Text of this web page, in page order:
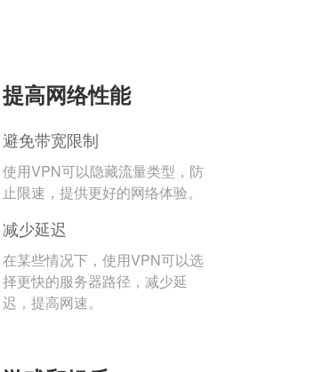
提高网络性能
避免带宽限制
使用VPN可以隐藏流量类型，防
止限速，提供更好的网络体验。
减少延迟
在某些情况下，使用VPN可以选
择更快的服务器路径，减少延
迟，提高网速。